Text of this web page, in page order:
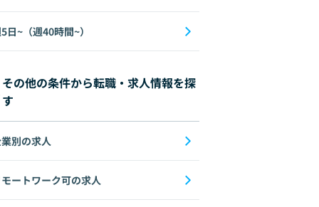
日~（週40時間~）
その他の条件から転職・求人情報を探
す
別の求人
モートワーク可の求人